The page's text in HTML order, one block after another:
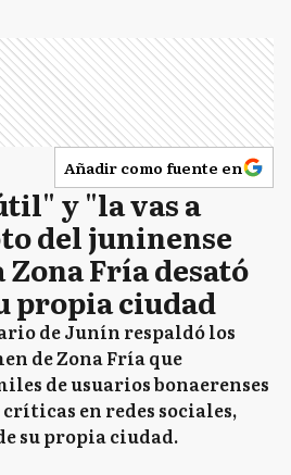
Añadir como fuente en
y "la vas a
del juninense
Fría desató
propia ciudad
de Junín respaldó los
de Zona Fría que
de usuarios bonaerenses
en redes sociales,
su propia ciudad.